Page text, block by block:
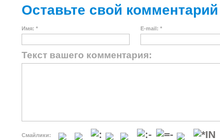
Оставьте свой комментарий
Имя: * E-mail: *
Текст вашего комментария:
Смайлики: